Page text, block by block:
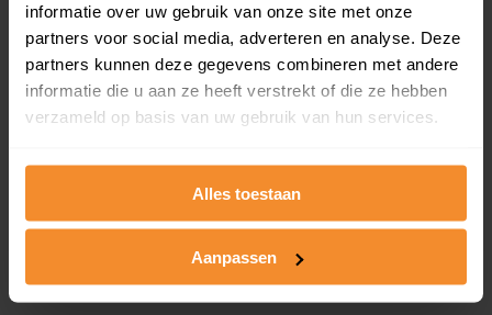
informatie over uw gebruik van onze site met onze
partners voor social media, adverteren en analyse. Deze
partners kunnen deze gegevens combineren met andere
informatie die u aan ze heeft verstrekt of die ze hebben
verzameld op basis van uw gebruik van hun services.
Alles toestaan
Aanpassen
Verkoopdatum
05 juni 2026
Verkoopprijs
Koopsom opvragen
De Kampen 14
Woonoppervlak Perceel
349 m2
Verkoopdatum
Verkoopprijs
Koopsom opvragen